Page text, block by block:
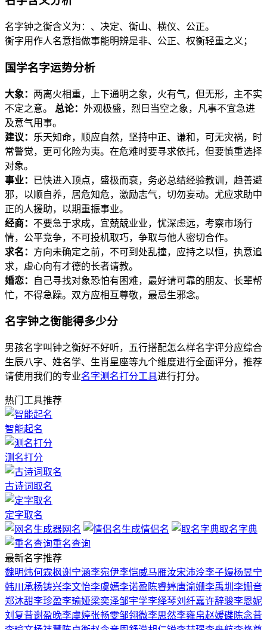
名字钟之衡含义为：、决定、衡山、横仪、公正。
衡字用作人名意指做事能明辨是非、公正、权衡轻重之义；
国学名字运势分析
大象： 两离火相重，上下通明之象，火有气，但无形，主不实
不定之意。 总论： 外观极盛，烈日当空之象，凡事不宜急进
及意气用事。
建议： 乐天知命，顺应自然，坚持中正、谦和，可无灾祸，时
常警觉，更可化险为夷。在危难时要寻求依托，但要慎重选择
对象。
事业： 已快进入顶点，盛极而衰，务必总结经验教训，趋善避
邪，以顺自养，居危知危，激励志气，切勿妄动。尤应求助中
正的人援助，以期重振事业。
经商： 不要急于求成，宜兢兢业业，忧深虑远，考察市场行
情，公平竞争，不可投机取巧，争取与他人密切合作。
求名： 方向未确定之前，不可到处乱撞，应持之以恒，执意追
求，虚心向有才德的长者请教。
婚恋：
自己寻找对象恐怕有困难，最好请可靠的朋友、长辈帮
忙，不得急躁。双方应相互尊敬，最忌生邪念。
名字钟之衡能得多少分
男孩名字叫钟之衡好不好听，五行搭配怎么样名字评分应综合
生辰八字、姓名学、生肖星座等九个维度进行全面评分，推荐
请使用我们的专业名字测名打分工具进行打分。
热门工具推荐
智能起名
测名打分
古诗词取名
定字取名
网名
情侣名
取名字典
重名查询
最新名字推荐
魏明炜何霖枫谢宁涵李宛伊李恺威马雁汝宋沛泠李子嫚杨昱宁
韩川承杨铸兴李文怡李虞嫣李诺盈 陈睿婷唐渝姗李禹圳 李姗音
郑沐甜李珍盈李瑜娅梁奕泽邹宇学李绎琴刘纤嘉许辞骏李恩妮
刘复昔谢盈晚李虞婷张畅雯邹翎微李思然李雍帛赵嫒碟陈念昔